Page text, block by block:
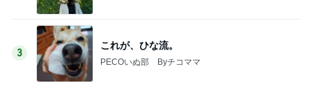
3
これが、ひな流。
PECOいぬ部 Byチコママ